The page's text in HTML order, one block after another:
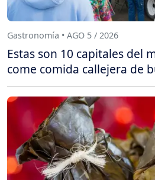
Gastronomía • AGO 5 / 2026
Estas son 10 capitales del
come comida callejera de